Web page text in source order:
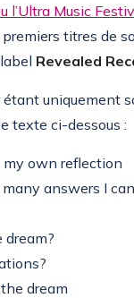
l’Ultra Music
premiers titres de
Revealed
uniquement
texte ci-dessous :
own reflection
answers I
dream